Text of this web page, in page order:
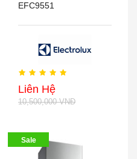
EFC9551
Liên Hệ
10,500,000 VNĐ
Sale